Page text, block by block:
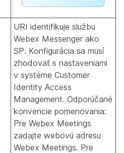
URI identifikuje službu
Webex Messenger ako
SP. Konfigurácia sa musí
zhodovať s nastaveniami
v systéme Customer
Identity Access
Management. Odporúčané
konvencie pomenovania:
Pre Webex Meetings
zadajte webovú adresu
Webex Meetings. Pre